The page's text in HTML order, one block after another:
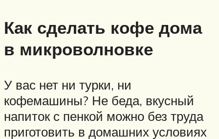
Как сделать кофе дома
в микроволновке
У вас нет ни турки, ни
кофемашины? Не беда, вкусный
напиток с пенкой можно без труда
приготовить в домашних условиях